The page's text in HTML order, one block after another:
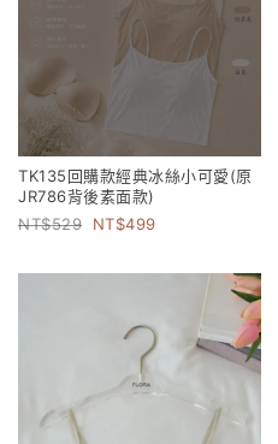
TK135回購款經典冰絲小可愛(原
JR786背後素面款)
529
499